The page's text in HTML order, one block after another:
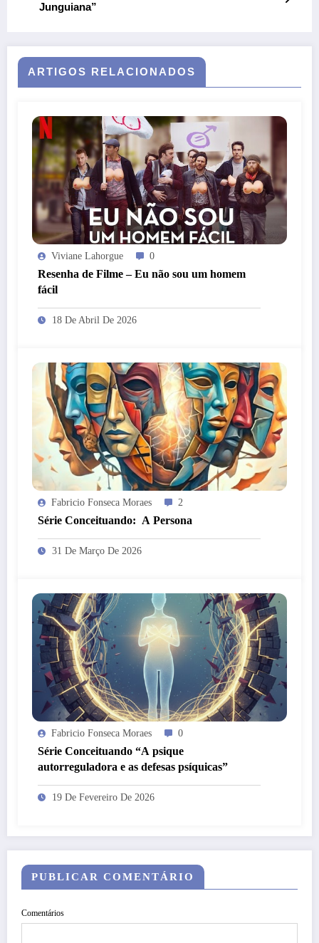
Junguiana”
ARTIGOS RELACIONADOS
Viviane Lahorgue 0
Resenha de Filme – Eu não sou um homem
fácil
18 De Abril De 2026
Fabricio Fonseca Moraes 2
Série Conceituando: A Persona
31 De Março De 2026
Fabricio Fonseca Moraes 0
Série Conceituando “A psique
autorreguladora e as defesas psíquicas”
19 De Fevereiro De 2026
PUBLICAR COMENTÁRIO
Comentários